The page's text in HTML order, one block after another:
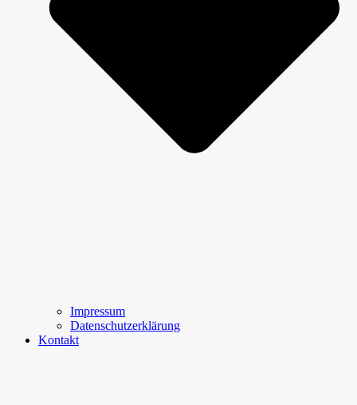
Impressum
Datenschutzerklärung
Kontakt